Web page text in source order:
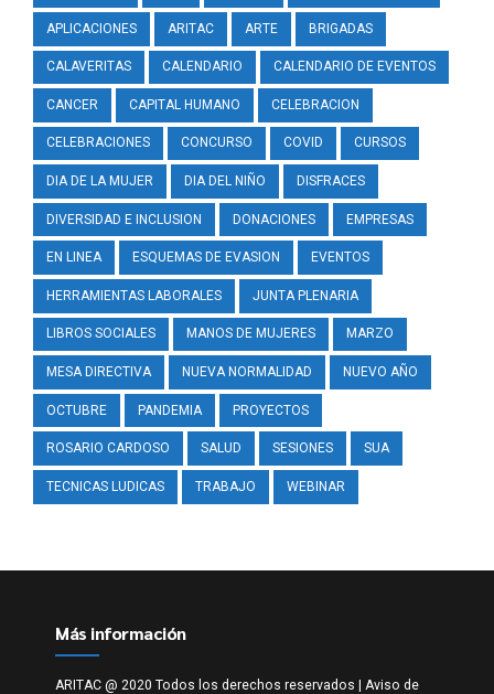
APLICACIONES ARITAC ARTE BRIGADAS
CALAVERITAS CALENDARIO CALENDARIO DE EVENTOS
CANCER CAPITAL HUMANO CELEBRACION
CELEBRACIONES CONCURSO COVID CURSOS
DIA DE LA MUJER DIA DEL NIÑO DISFRACES
DIVERSIDAD E INCLUSION DONACIONES EMPRESAS
EN LINEA ESQUEMAS DE EVASION EVENTOS
HERRAMIENTAS LABORALES JUNTA PLENARIA
LIBROS SOCIALES MANOS DE MUJERES MARZO
MESA DIRECTIVA NUEVA NORMALIDAD NUEVO AÑO
OCTUBRE PANDEMIA PROYECTOS
ROSARIO CARDOSO SALUD SESIONES SUA
TECNICAS LUDICAS TRABAJO WEBINAR
Más información
ARITAC @ 2020 Todos los derechos reservados | Aviso de